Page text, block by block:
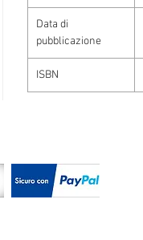
Data di
pubblicazione
ISBN